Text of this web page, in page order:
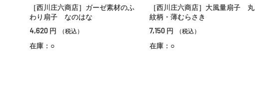
［西川庄六商店］ガーゼ素材のふ
わり扇子 なのはな
4,620 円 （税込）
在庫：○
［西川庄六商店］大風量扇子 丸
紋柄・薄むらさき
7,150 円 （税込）
在庫：○